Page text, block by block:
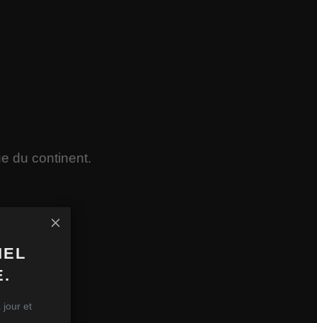
jour et
du continent.